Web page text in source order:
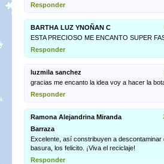
Responder
BARTHA LUZ YNOÑAN C
ESTA PRECIOSO ME ENCANTO SUPER
Responder
luzmila sanchez
gracias me encanto la idea voy a hacer la
Responder
Ramona Alejandrina Miranda
Barraza
Excelente, así constribuyen a descontaminar
basura, los felicito. ¡Viva el reciclaje!
Responder